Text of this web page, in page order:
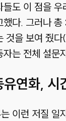
들도 이 점을
했다. 그러나
것을 보여 줬
는 전체 설문
연화, 시
이런 저질